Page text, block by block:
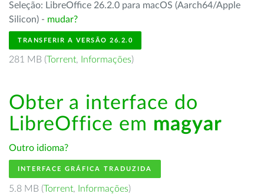
Seleção: LibreOffice 26.2.0 para macOS (Aarch64/Apple
Silicon) - mudar?
TRANSFERIR A VERSÃO 26.2.0
281 MB (Torrent, Informações)
Obter a interface do
LibreOffice em magyar
Outro idioma?
INTERFACE GRÁFICA TRADUZIDA
5.8 MB (Torrent, Informações)